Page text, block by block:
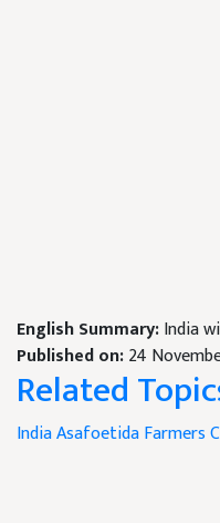
English Summary:India
Published on:24
Related
IndiaAsafoetidaFarmers